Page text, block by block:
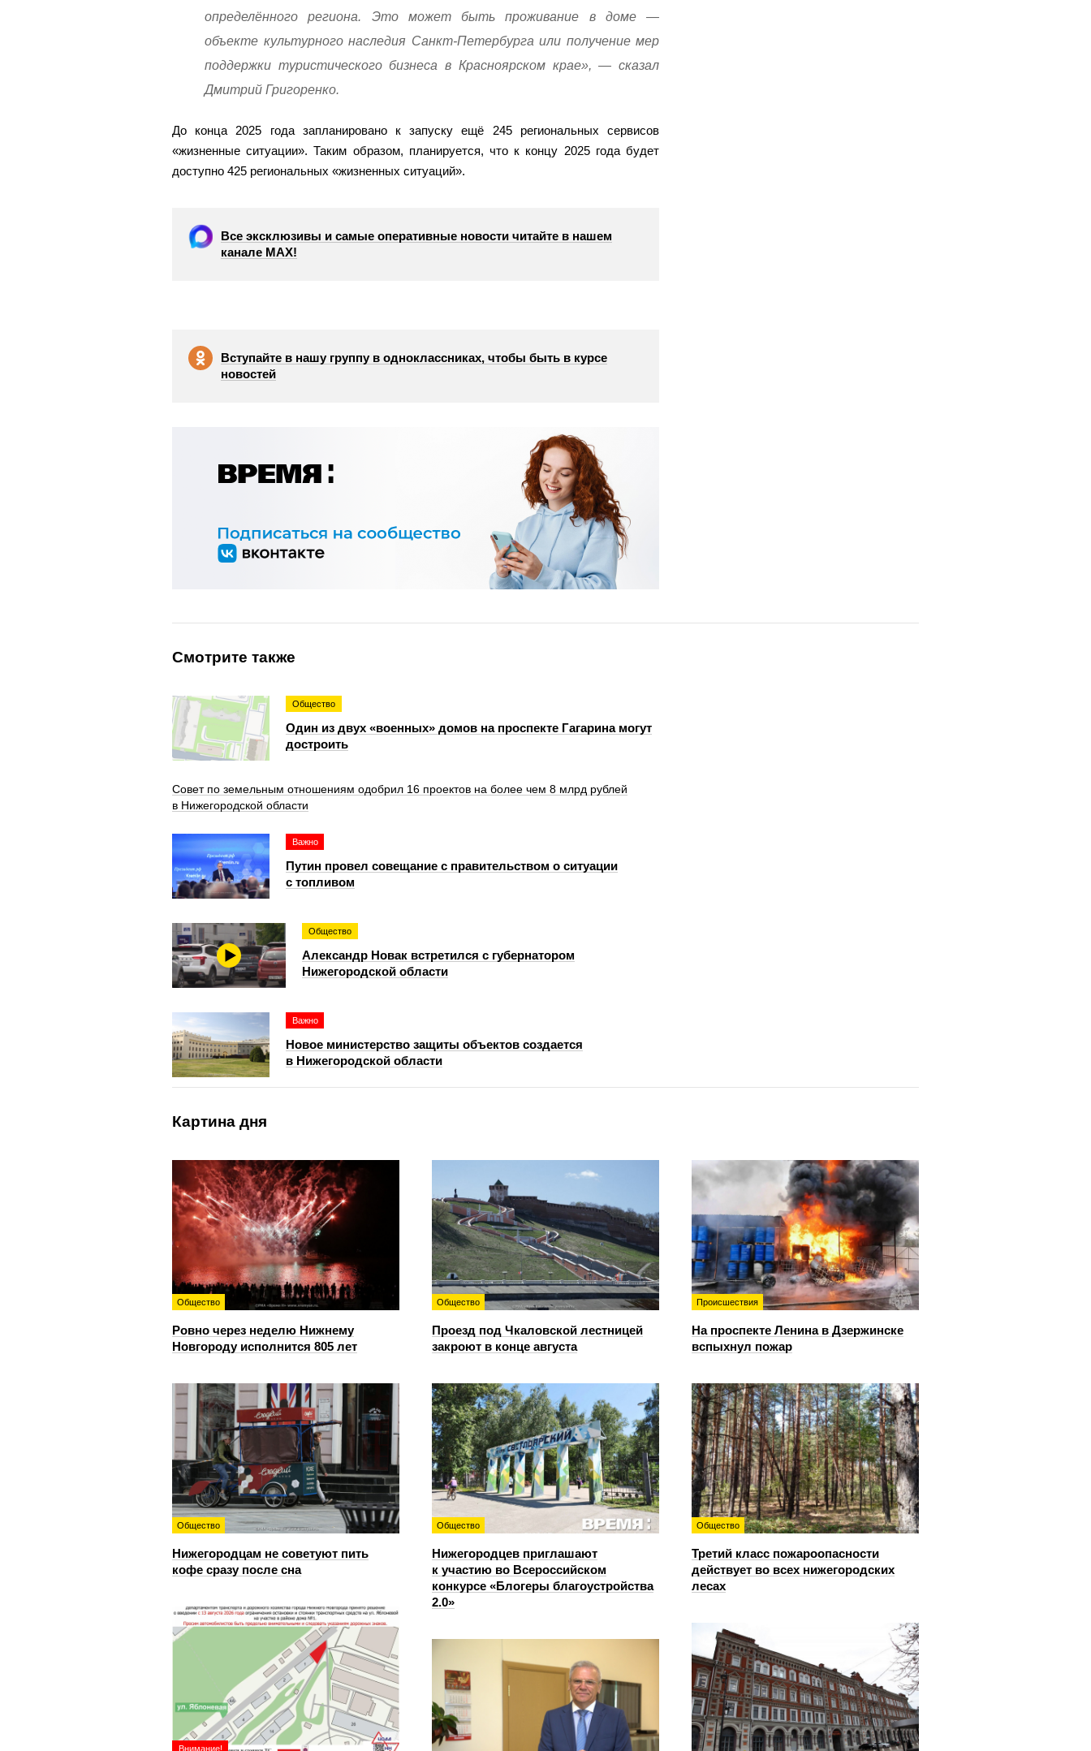
определённого региона. Это может быть проживание в доме —
объекте культурного наследия Санкт-Петербурга или получение мер
поддержки туристического бизнеса в Красноярском крае», — сказал
Дмитрий Григоренко.
До конца 2025 года запланировано к запуску ещё 245 региональных сервисов
«жизненные ситуации». Таким образом, планируется, что к концу 2025 года будет
доступно 425 региональных «жизненных ситуаций».
Все эксклюзивы и самые оперативные новости читайте в нашем
канале МАХ!
Вступайте в нашу группу в одноклассниках, чтобы быть в курсе
новостей
Смотрите также
Общество
Один из двух «военных» домов на проспекте Гагарина могут
достроить
Совет по земельным отношениям одобрил 16 проектов на более чем 8 млрд рублей
в Нижегородской области
Важно
Путин провел совещание с правительством о ситуации
с топливом
Общество
Александр Новак встретился с губернатором
Нижегородской области
Важно
Новое министерство защиты объектов создается
в Нижегородской области
Картина дня
Общество
Ровно через неделю Нижнему
Новгороду исполнится 805 лет
Общество
Проезд под Чкаловской лестницей
закроют в конце августа
Происшествия
На проспекте Ленина в Дзержинске
вспыхнул пожар
Общество
Нижегородцам не советуют пить
кофе сразу после сна
Общество
Нижегородцев приглашают
к участию во Всероссийском
конкурсе «Блогеры благоустройства
2.0»
Общество
Третий класс пожароопасности
действует во всех нижегородских
лесах
Внимание!